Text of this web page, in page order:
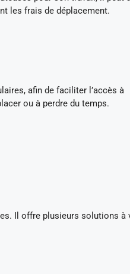
les frais de déplacement.
afin de faciliter l’accès à
ou à perdre du temps.
Il offre plusieurs solutions à